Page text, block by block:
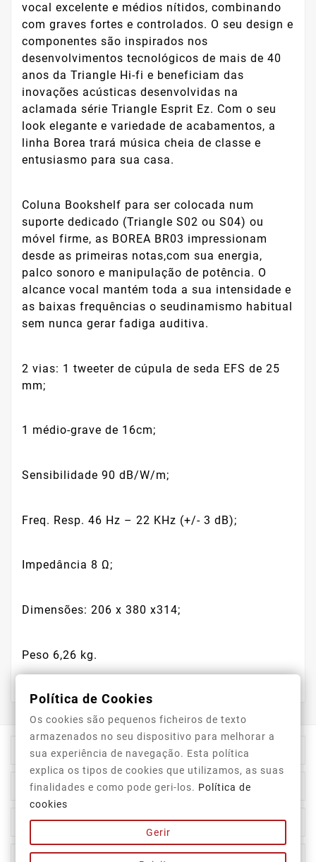
vocal excelente e médios nítidos, combinando
com graves fortes e controlados. O seu design e
componentes são inspirados nos
desenvolvimentos tecnológicos de mais de 40
anos da Triangle Hi-fi e beneficiam das
inovações acústicas desenvolvidas na
aclamada série Triangle Esprit Ez. Com o seu
look elegante e variedade de acabamentos, a
linha Borea trará música cheia de classe e
entusiasmo para sua casa.
Coluna Bookshelf para ser colocada num
suporte dedicado (Triangle S02 ou S04) ou
móvel firme, as BOREA BR03 impressionam
desde as primeiras notas,com sua energia,
palco sonoro e manipulação de potência. O
alcance vocal mantém toda a sua intensidade e
as baixas frequências o seudinamismo habitual
sem nunca gerar fadiga auditiva.
2 vias: 1 tweeter de cúpula de seda EFS de 25
mm;
1 médio-grave de 16cm;
Sensibilidade 90 dB/W/m;
Freq. Resp. 46 Hz – 22 KHz (+/- 3 dB);
Impedância 8 Ω;
Dimensões: 206 x 380 x314;
Peso 6,26 kg.
Informação Da Loja
Top Categorias
A Nossa Empresa 
A Sua Conta
Política de Cookies
Os cookies são pequenos ficheiros de texto
armazenados no seu dispositivo para melhorar a
sua experiência de navegação. Esta política
explica os tipos de cookies que utilizamos, as suas
finalidades e como pode geri-los. Política de
cookies
Gerir